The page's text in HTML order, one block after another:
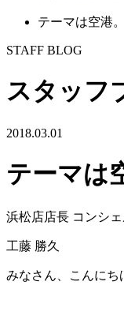
テーマは空港。
STAFF BLOG
スタッフ
2018.03.01
テーマは
浜松店店長 コンシェ
工藤 勝久
みなさん、こんにち